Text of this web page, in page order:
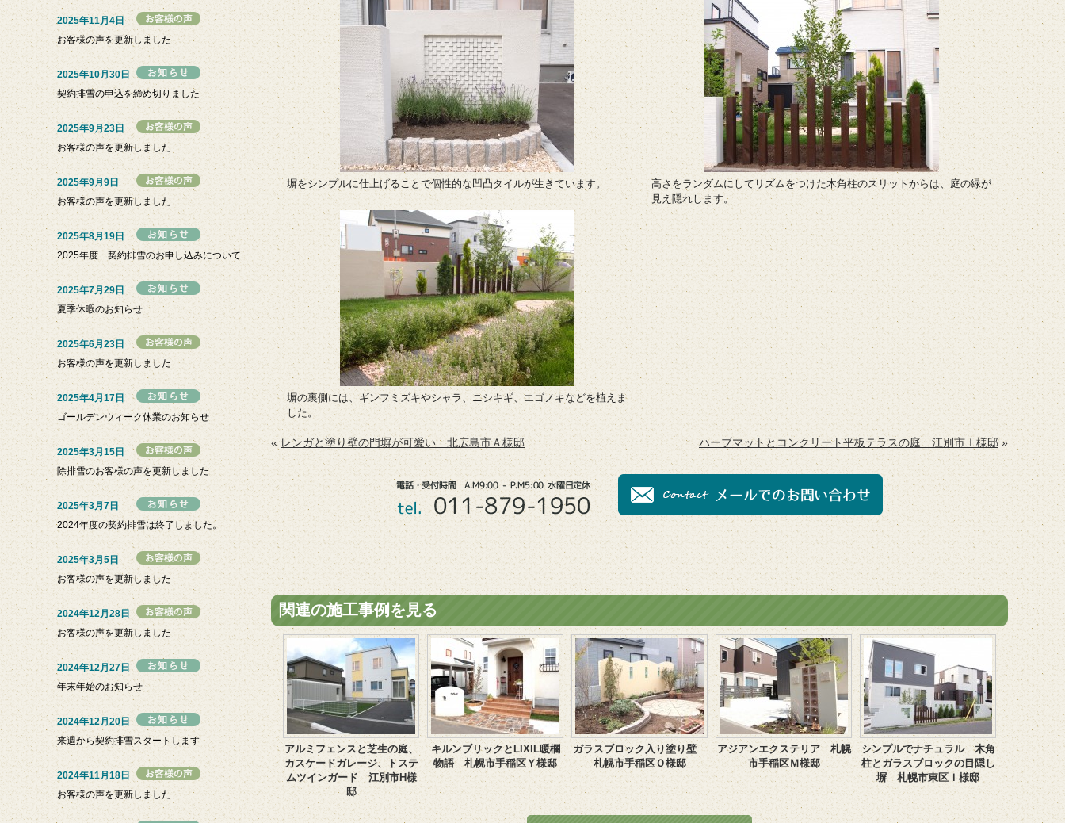
塀をシンプルに仕上げることで個性的な凹凸タイルが生きています。
高さをランダムにしてリズムをつけた木角柱のスリットからは、庭の緑が
見え隠れします。
塀の裏側には、ギンフミズキやシャラ、ニシキギ、エゴノキなどを植えま
した。
«レンガと塗り壁の門塀が可愛い 北広島市Ａ様邸 ハーブマットとコンクリート平板テラスの庭 江別市Ｉ様邸»
関連の施工事例を見る
アルミフェンスと芝生の庭、
カスケードガレージ、トステ
ムツインガード 江別市H様
邸
キルンブリックとLIXIL暖欄
物語 札幌市手稲区Ｙ様邸
ガラスブロック入り塗り壁
札幌市手稲区Ｏ様邸
アジアンエクステリア 札幌
市手稲区Ｍ様邸
シンプルでナチュラル 木角
柱とガラスブロックの目隠し
塀 札幌市東区Ｉ様邸
2025年11月4日
お客様の声を更新しました
2025年10月30日
契約排雪の申込を締め切りました
2025年9月23日
お客様の声を更新しました
2025年9月9日
お客様の声を更新しました
2025年8月19日
2025年度 契約排雪のお申し込みについて
2025年7月29日
夏季休暇のお知らせ
2025年6月23日
お客様の声を更新しました
2025年4月17日
ゴールデンウィーク休業のお知らせ
2025年3月15日
除排雪のお客様の声を更新しました
2025年3月7日
2024年度の契約排雪は終了しました。
2025年3月5日
お客様の声を更新しました
2024年12月28日
お客様の声を更新しました
2024年12月27日
年末年始のお知らせ
2024年12月20日
来週から契約排雪スタートします
2024年11月18日
お客様の声を更新しました